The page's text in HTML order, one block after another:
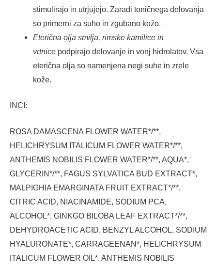
stimulirajo in utrjujejo. Zaradi toničnega delovanja
so primerni za suho in zgubano kožo.
Eterična olja smilja, rimske kamilice in
vrtnice podpirajo delovanje in vonj hidrolatov. Vsa
eterična olja so namenjena negi suhe in zrele
kože.
INCI:
ROSA DAMASCENA FLOWER WATER*/**,
HELICHRYSUM ITALICUM FLOWER WATER*/**,
ANTHEMIS NOBILIS FLOWER WATER*/**, AQUA*,
GLYCERIN*/**, FAGUS SYLVATICA BUD EXTRACT*,
MALPIGHIA EMARGINATA FRUIT EXTRACT*/**,
CITRIC ACID, NIACINAMIDE, SODIUM PCA,
ALCOHOL*, GINKGO BILOBA LEAF EXTRACT*/**,
DEHYDROACETIC ACID, BENZYL ALCOHOL, SODIUM
HYALURONATE*, CARRAGEENAN*, HELICHRYSUM
ITALICUM FLOWER OIL*, ANTHEMIS NOBILIS